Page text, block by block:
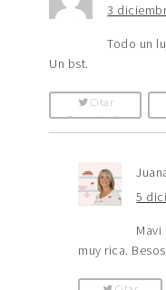
3
Todo un
Un bst.
Citar
Comentario
5
muy rica. Besos